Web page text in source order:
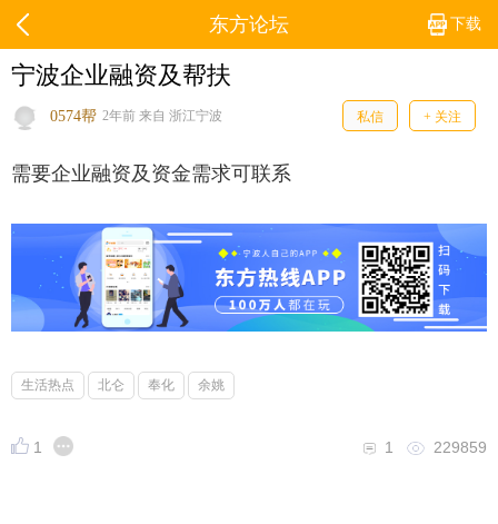
下载
东方论坛
宁波企业融资及帮扶
0574帮 2年前 来自 浙江宁波 私信 + 关注
需要企业融资及资金需求可联系
生活热点 北仑 奉化 余姚
1 229859
1